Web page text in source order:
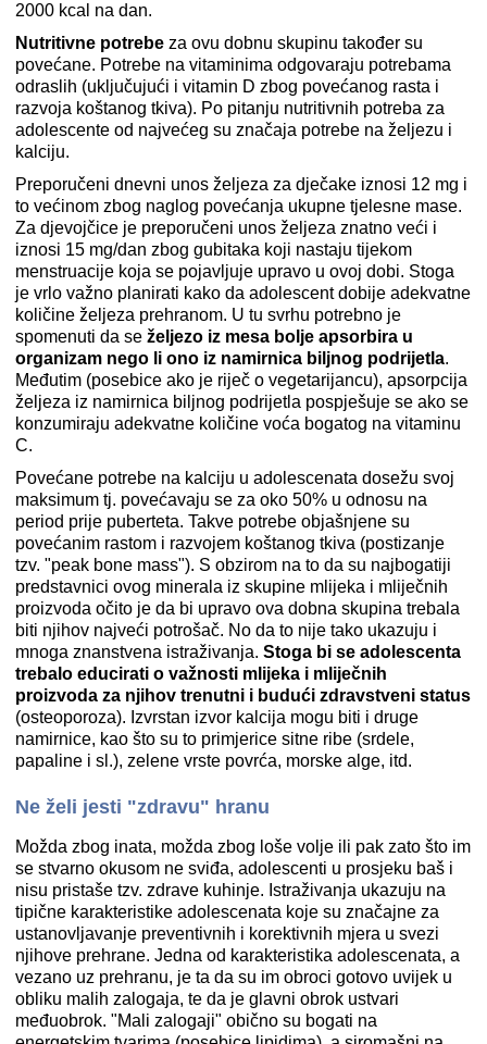
2000 kcal na dan.
Nutritivne potrebe za ovu dobnu skupinu također su
povećane. Potrebe na vitaminima odgovaraju potrebama
odraslih (uključujući i vitamin D zbog povećanog rasta i
razvoja koštanog tkiva). Po pitanju nutritivnih potreba za
adolescente od najvećeg su značaja potrebe na željezu i
kalciju.
Preporučeni dnevni unos željeza za dječake iznosi 12 mg i
to većinom zbog naglog povećanja ukupne tjelesne mase.
Za djevojčice je preporučeni unos željeza znatno veći i
iznosi 15 mg/dan zbog gubitaka koji nastaju tijekom
menstruacije koja se pojavljuje upravo u ovoj dobi. Stoga
je vrlo važno planirati kako da adolescent dobije adekvatne
količine željeza prehranom. U tu svrhu potrebno je
spomenuti da se željezo iz mesa bolje apsorbira u
organizam nego li ono iz namirnica biljnog podrijetla.
Međutim (posebice ako je riječ o vegetarijancu), apsorpcija
željeza iz namirnica biljnog podrijetla pospješuje se ako se
konzumiraju adekvatne količine voća bogatog na vitaminu
C.
Povećane potrebe na kalciju u adolescenata dosežu svoj
maksimum tj. povećavaju se za oko 50% u odnosu na
period prije puberteta. Takve potrebe objašnjene su
povećanim rastom i razvojem koštanog tkiva (postizanje
tzv. "peak bone mass"). S obzirom na to da su najbogatiji
predstavnici ovog minerala iz skupine mlijeka i mliječnih
proizvoda očito je da bi upravo ova dobna skupina trebala
biti njihov najveći potrošač. No da to nije tako ukazuju i
mnoga znanstvena istraživanja. Stoga bi se adolescenta
trebalo educirati o važnosti mlijeka i mliječnih
proizvoda za njihov trenutni i budući zdravstveni status
(osteoporoza). Izvrstan izvor kalcija mogu biti i druge
namirnice, kao što su to primjerice sitne ribe (srdele,
papaline i sl.), zelene vrste povrća, morske alge, itd.
Ne želi jesti "zdravu" hranu
Možda zbog inata, možda zbog loše volje ili pak zato što im
se stvarno okusom ne sviđa, adolescenti u prosjeku baš i
nisu pristaše tzv. zdrave kuhinje. Istraživanja ukazuju na
tipične karakteristike adolescenata koje su značajne za
ustanovljavanje preventivnih i korektivnih mjera u svezi
njihove prehrane. Jedna od karakteristika adolescenata, a
vezano uz prehranu, je ta da su im obroci gotovo uvijek u
obliku malih zalogaja, te da je glavni obrok ustvari
međuobrok. "Mali zalogaji" obično su bogati na